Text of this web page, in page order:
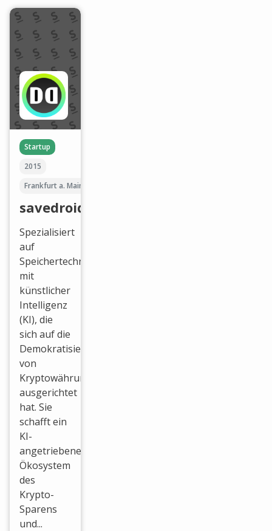
Startup
2015
Frankfurt a. Main
savedroid
Spezialisiert
auf
Speichertechnologie
mit
künstlicher
Intelligenz
(KI), die
sich auf die
Demokratisierung
von
Kryptowährungen
ausgerichtet
hat. Sie
schafft ein
KI-
angetriebenes
Ökosystem
des
Krypto-
Sparens
und...